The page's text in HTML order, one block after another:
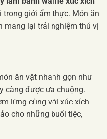
giới ẩm thực. Món ăn
mang lại trải nghiệm thú vị
ăn vặt nhanh gọn như
càng được ưa chuộng.
lừng cùng với xúc xích
cho những buổi tiệc,